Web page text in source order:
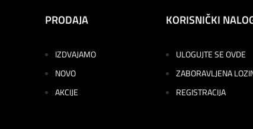
PRODAJA
IZDVAJAMO
NOVO
AKCIJE
KORISNIČKI
ULOGUJTE SE OVDE
ZABORAVLJENA
REGISTRACIJA